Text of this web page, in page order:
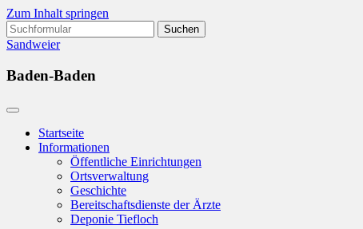
Zum Inhalt springen
Suchen
nach:
Sandweier
Baden-Baden
Startseite
Informationen
Öffentliche Einrichtungen
Ortsverwaltung
Geschichte
Bereitschaftsdienste der Ärzte
Deponie Tiefloch